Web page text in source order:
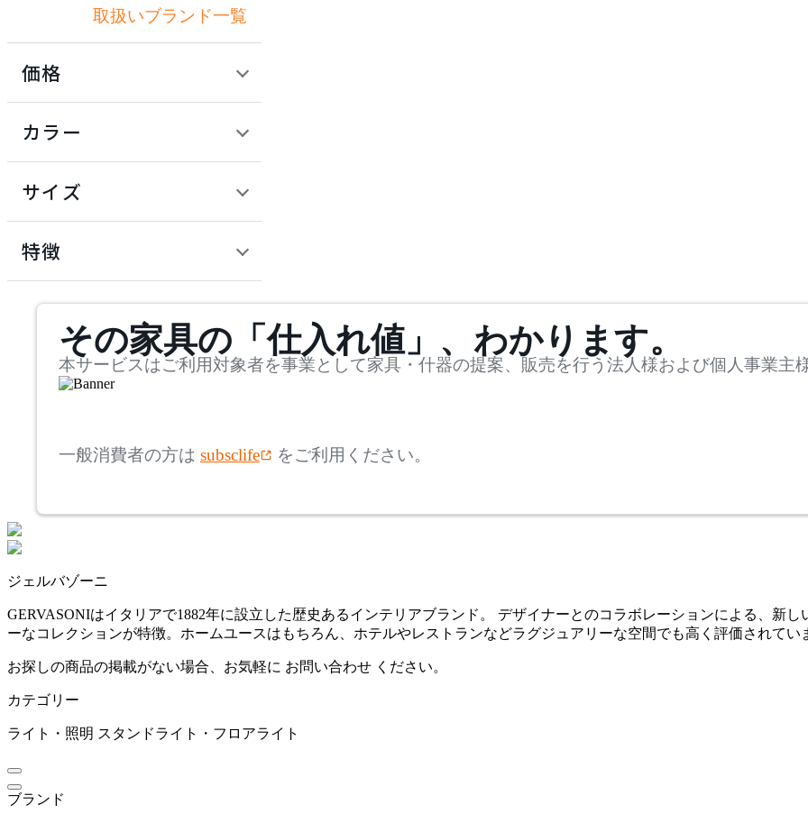
アートワークスタジオ
アルテック
Artemide
アステップ
シーエル スターリングア
ンドサン
cosine
コサイン
DCW éditions
取扱いブランド一覧
価格
カラー
サイズ
mm
検索
~
~
mm
特徴
その家具の「仕入れ値」、わかります。
本サービスはご利用対象者を事業として家具・什器の提案、販売を行う法人様および個人事業主
一般消費者の方は subsclife をご利用ください。
ジェルバゾーニ
GERVASONIはイタリアで1882年に設立した歴史あるインテリアブランド。 デザイナーとのコラボレーションによる、新
ーなコレクションが特徴。ホームユースはもちろん、ホテルやレストランなどラグジュアリーな空間でも高く評価されてい
お探しの商品の掲載がない場合、お気軽に お問い合わせ ください。
カテゴリー
ライト・照明 スタンドライト・フロアライト
ブランド